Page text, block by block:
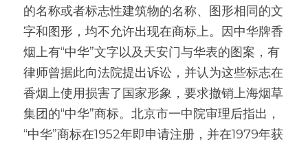
的名称或者标志性建筑物的名称、图形相同的文
字和图形，均不允许出现在商标上。因中华牌香
烟上有“中华”文字以及天安门与华表的图案，有
律师曾据此向法院提出诉讼，并认为这些标志在
香烟上使用损害了国家形象，要求撤销上海烟草
集团的“中华”商标。北京市一中院审理后指出，
“中华”商标在1952年即申请注册，并在1979年获